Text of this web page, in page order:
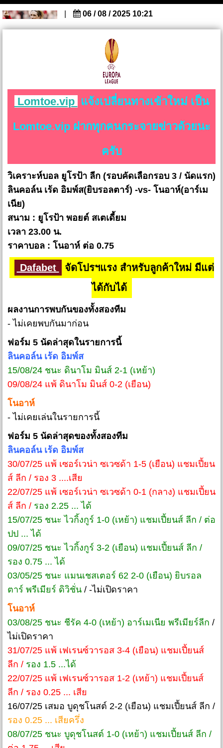
06 / 08 / 2025 10:21
Lomtoe.vip แจ้งเปลี่ยนทางเข้าใหม่ เป็น
Lomtoe.vip ฝากทุกคนกระจายข่าวด้วยนะ
ครับ
วิเคราะห์บอล ยูโรป้า ลีก (รอบคัดเลือกรอบ 3 / นัดแรก)
ลินคอล์น เร้ด อิมพ์ส(ยิบรอลตาร์) -vs- โนอาห์(อาร์เม
เนีย)
สนาม : ยูโรป้า พอยต์ สเตเดี้ยม
เวลา 23.00 น.
ราคาบอล : โนอาห์ ต่อ 0.75
Dafabet
จัดโปรฯแรง สำหรับลูกค้าใหม่ มีแต่
ได้กับได้
ผลงานการพบกันของทั้งสองทีม
- ไม่เคยพบกันมาก่อน
ฟอร์ม 5 นัดล่าสุดในรายการนี้
ลินคอล์น เร้ด อิมพ์ส
15/08/24 ชนะ ดินาโม มินส์ 2-1 (เหย้า)
09/08/24 แพ้ ดินาโม มินส์ 0-2 (เยือน)
โนอาห์
- ไม่เคยเล่นในรายการนี้
ฟอร์ม 5 นัดล่าสุดของทั้งสองทีม
ลินคอล์น เร้ด อิมพ์ส
30/07/25 แพ้ เซอร์เวน่า ซเวซด้า 1-5 (เยือน) แชมเปี้ยน
ส์ ลีก / รอง 3 ....เสีย
22/07/25 แพ้ เซอร์เวน่า ซเวซด้า 0-1 (กลาง) แชมเปี้ยน
ส์ ลีก / รอง 2.25 ... ได้
15/07/25 ชนะ ไวกิ้งกูร์ 1-0 (เหย้า) แชมเปี้ยนส์ ลีก / ต่อ
ปป ... ได้
09/07/25 ชนะ ไวกิ้งกูร์ 3-2 (เยือน) แชมเปี้ยนส์ ลีก /
รอง 0.75 ... ได้
03/05/25 ชนะ แมนเชสเตอร์ 62 2-0 (เยือน) ยิบรอล
ตาร์ พรีเมียร์ ดิวิชั่น / -ไม่เปิดราคา
โนอาห์
03/08/25 ชนะ ชีรัค 4-0 (เหย้า) อาร์เมเนีย พรีเมียร์ลีก /
ไม่เปิดราคา
31/07/25 แพ้ เฟเรนซ์วารอส 3-4 (เยือน) แชมเปี้ยนส์
ลีก / รอง 1.5 ...ได้
22/07/25 แพ้ เฟเรนซ์วารอส 1-2 (เหย้า) แชมเปี้ยนส์
ลีก / รอง 0.25 ... เสีย
16/07/25 เสมอ บูดุชโนสต์ 2-2 (เยือน) แชมเปี้ยนส์ ลีก /
รอง 0.25 ... เสียครึ่ง
08/07/25 ชนะ บูดุชโนสต์ 1-0 (เหย้า) แชมเปี้ยนส์ ลีก /